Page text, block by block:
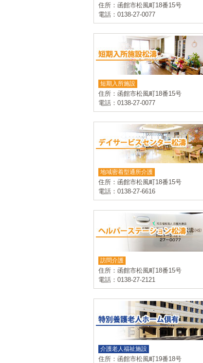
住所：函館市松風町18番15号
電話：0138-27-0077
短期入所施設
住所：函館市松風町18番15号
電話：0138-27-0077
地域密着型通所介護
住所：函館市松風町18番15号
電話：0138-27-6616
訪問介護
住所：函館市松風町18番15号
電話：0138-27-2121
介護老人福祉施設
住所：函館市松風町19番18号